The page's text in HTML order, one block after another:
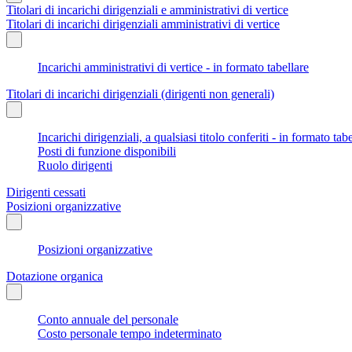
Titolari di incarichi dirigenziali e amministrativi di vertice
Titolari di incarichi dirigenziali amministrativi di vertice
Incarichi amministrativi di vertice - in formato tabellare
Titolari di incarichi dirigenziali (dirigenti non generali)
Incarichi dirigenziali, a qualsiasi titolo conferiti - in formato
Posti di funzione disponibili
Ruolo dirigenti
Dirigenti cessati
Posizioni organizzative
Posizioni organizzative
Dotazione organica
Conto annuale del personale
Costo personale tempo indeterminato